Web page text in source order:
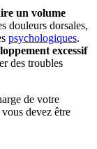
un volume
douleurs dorsales,
psychologiques.
excessif
des troubles
de votre
devez être